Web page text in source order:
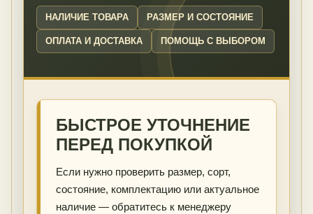
НАЛИЧИЕ ТОВАРА РАЗМЕР И СОСТОЯНИЕ
ОПЛАТА И ДОСТАВКА ПОМОЩЬ С ВЫБОРОМ
БЫСТРОЕ УТОЧНЕНИЕ
ПЕРЕД ПОКУПКОЙ
Если нужно проверить размер, сорт,
состояние, комплектацию или актуальное
наличие — обратитесь к менеджеру